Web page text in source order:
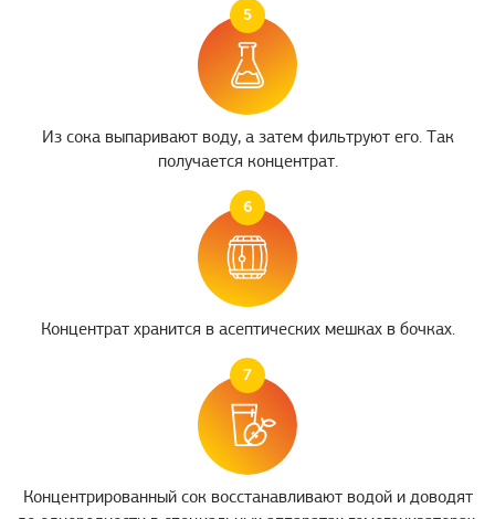
5
Из сока выпаривают воду, а затем фильтруют его. Так
получается концентрат.
Концентрат хранится в асептических мешках в бочках.
6
Концентрированный сок восстанавливают водой и доводят
7